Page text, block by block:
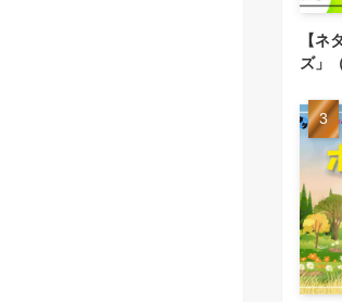
【ネ
ズ」